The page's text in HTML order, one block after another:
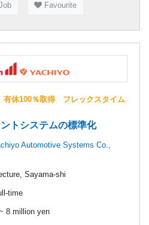
Favourite
休100％取得 フレックスタイム
トシステムの標準化
Automotive Systems Co.,
Sayama-shi
time
8 million yen